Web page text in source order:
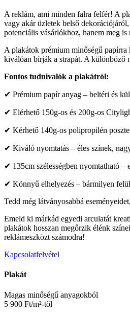
A reklám, ami minden falra felfér! A
vagy akár üzletek belső
potenciális vásárlókhoz, hanem meg is
A plakátok prémium minőségű
kiválóan bírják a strapát. A különböző
Fontos tudnivalók a plakátról:
✔ Prémium papír anyag – beltéri és
✔ Elérhető 150g-os és 200g-os
✔ Kérhető 140g-os polipropilén
✔ Kiváló nyomtatás – éles színek,
✔ 135cm szélességben nyomtatható –
✔ Könnyű elhelyezés – bármilyen
Tedd még látványosabbá
Emeld ki márkád egyedi arculatát
plakátok hosszan megőrzik élénk
reklámeszközt számodra!
Kapcsolatfelvétel
Plakát
Magas minőségű anyagokból
5 900 Ft/m²-től